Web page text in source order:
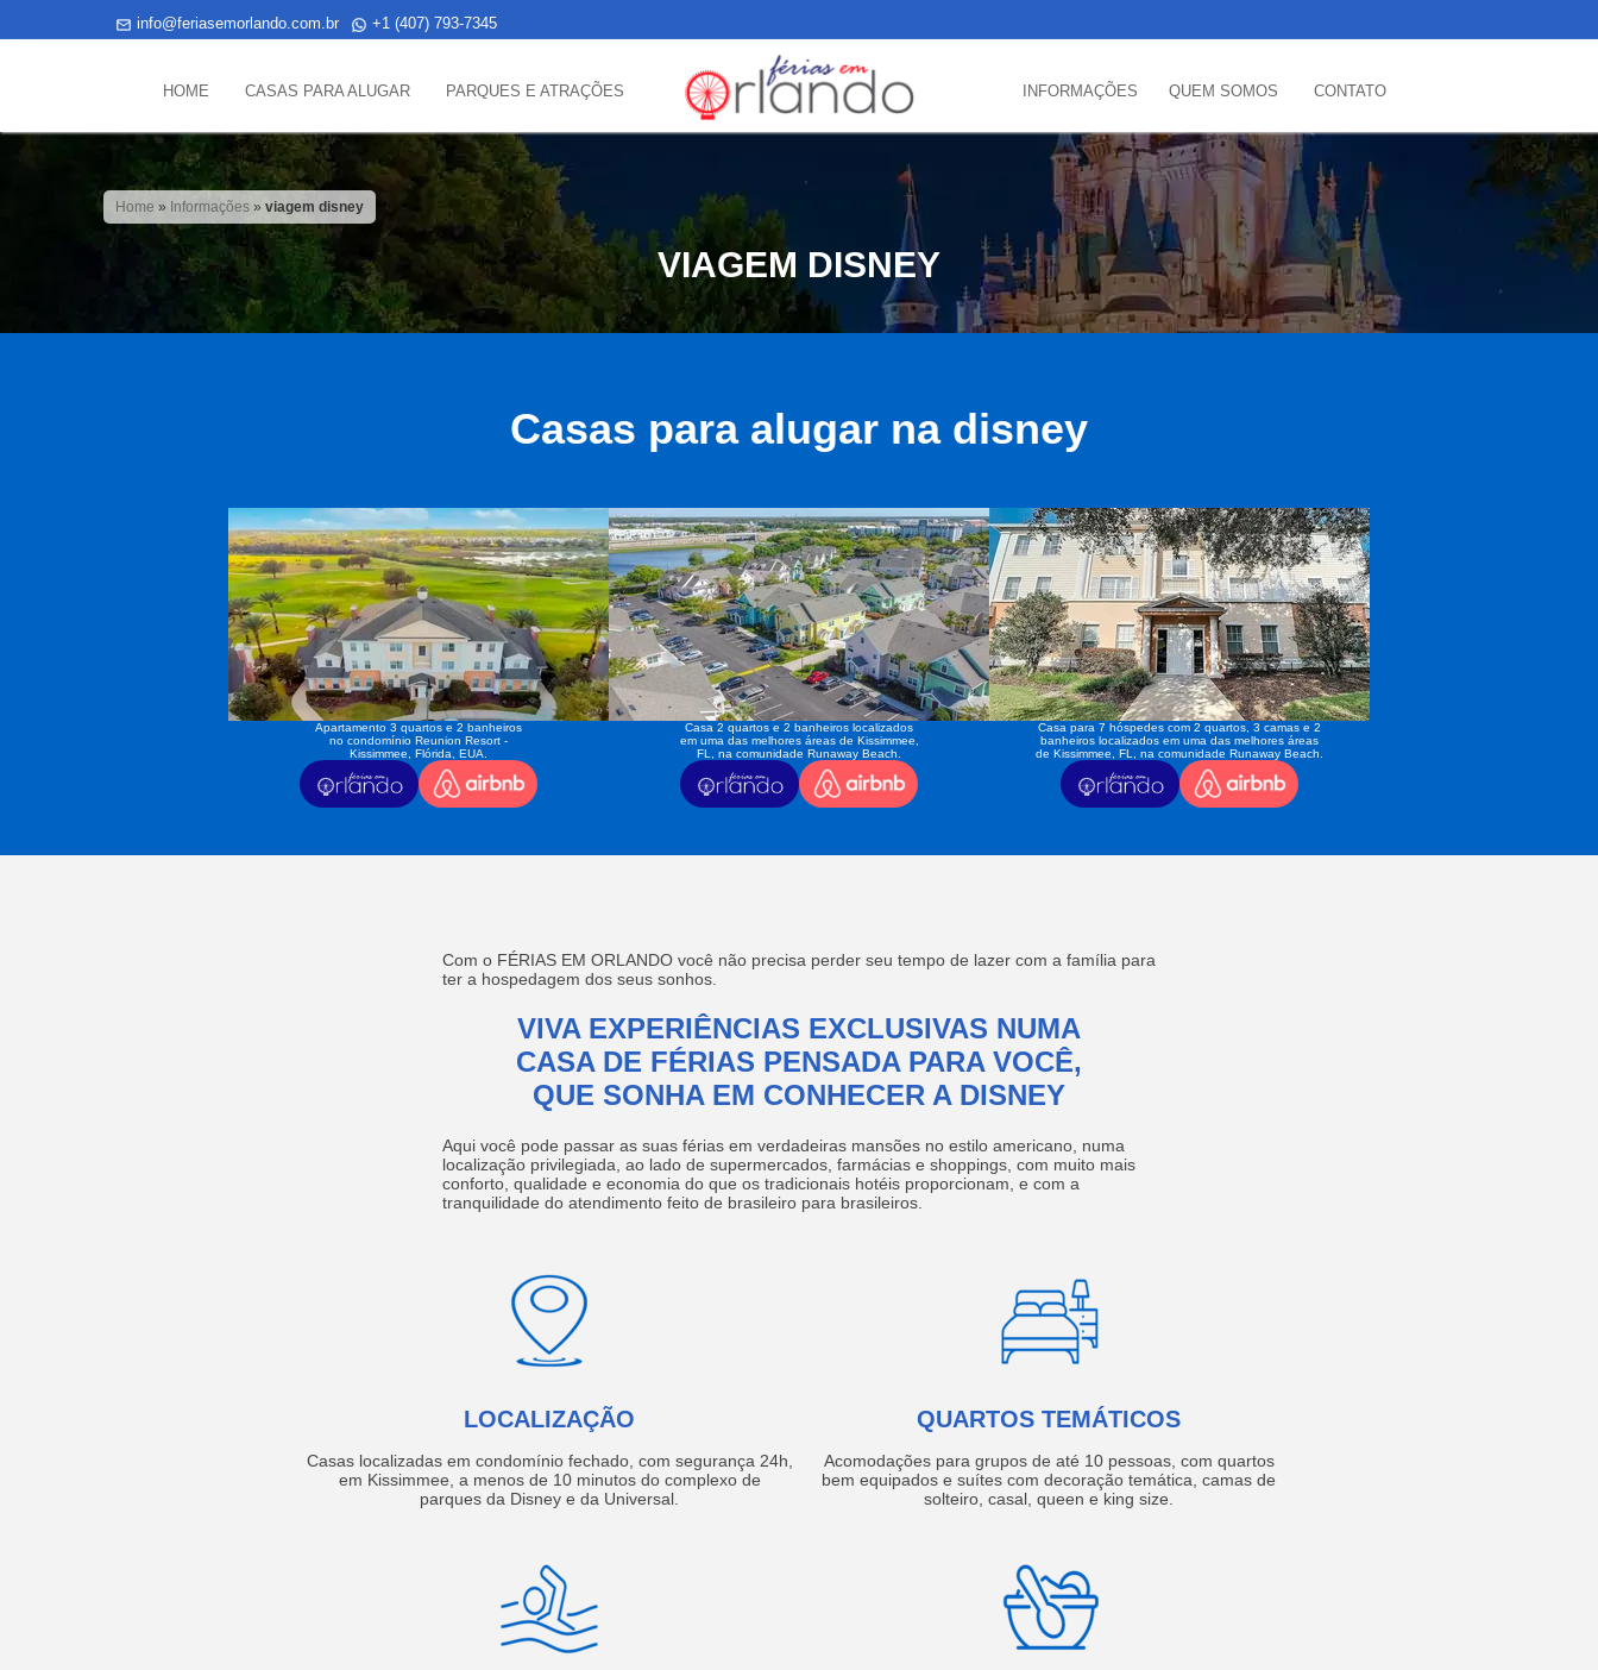
info@feriasemorlando.com.br +1 (407) 793-7345
HOME CASAS PARA ALUGAR PARQUES E ATRAÇÕES INFORMAÇÕES QUEM SOMOS CONTATO
Home » Informações »viagem disney
VIAGEM DISNEY
Casas para alugar na disney
Apartamento 3 quartos e 2 banheiros
no condomínio Reunion Resort -
Kissimmee, Flórida, EUA.
Casa 2 quartos e 2 banheiros localizados
em uma das melhores áreas de Kissimmee,
FL, na comunidade Runaway Beach.
Casa para 7 hóspedes com 2 quartos, 3 camas e 2
banheiros localizados em uma das melhores áreas
de Kissimmee, FL, na comunidade Runaway Beach.
Com o FÉRIAS EM ORLANDO você não precisa perder seu tempo de lazer com a família para
ter a hospedagem dos seus sonhos.
VIVA EXPERIÊNCIAS EXCLUSIVAS NUMA
CASA DE FÉRIAS PENSADA PARA VOCÊ,
QUE SONHA EM CONHECER A DISNEY
Aqui você pode passar as suas férias em verdadeiras mansões no estilo americano, numa
localização privilegiada, ao lado de supermercados, farmácias e shoppings, com muito mais
conforto, qualidade e economia do que os tradicionais hotéis proporcionam, e com a
tranquilidade do atendimento feito de brasileiro para brasileiros.
LOCALIZAÇÃO
Casas localizadas em condomínio fechado, com segurança 24h,
em Kissimmee, a menos de 10 minutos do complexo de
parques da Disney e da Universal.
QUARTOS TEMÁTICOS
Acomodações para grupos de até 10 pessoas, com quartos
bem equipados e suítes com decoração temática, camas de
solteiro, casal, queen e king size.